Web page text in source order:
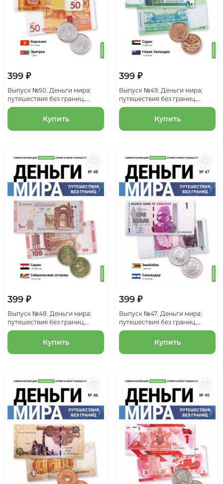
399 ₽
Выпуск №50. Деньги мира:
путешествия без границ,
банкнота 50 сомов
(Киргизская Республика),
монета 1 цент (Эритрея)
Купить
399 ₽
Выпуск №49. Деньги мира:
путешествия без границ,
банкнота 10 фунтов (Судан),
монета 10 центов (Новая
Купить
399 ₽
Выпуск №48. Деньги мира:
путешествия без границ,
банкнота 100 фунтов (Сирия),
монета 10 центов
(Сейшельские острова)
Купить
399 ₽
Выпуск №47. Деньги мира:
путешествия без границ,
банкнота 1 доллар (Зимбабве),
монета 10 сентаво (Сальвадор)
Купить